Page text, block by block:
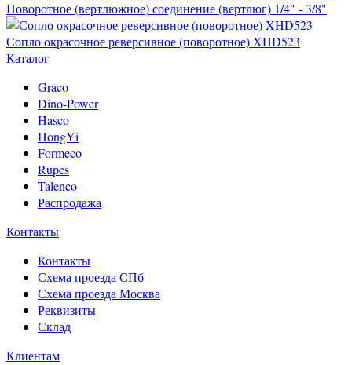
Поворотное (вертлюжное) соединение (вертлюг) 1/4" - 3/8"
Сопло окрасочное реверсивное (поворотное) XHD523
Каталог
Graco
Dino-Power
Hasco
HongYi
Formeco
Rupes
Talenco
Распродажа
Контакты
Контакты
Схема проезда СПб
Схема проезда Москва
Реквизиты
Склад
Клиентам